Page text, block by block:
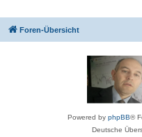
Foren-Übersicht
Powered by phpBB®
Deutsche